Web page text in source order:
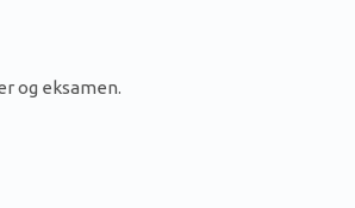
og eksamen.